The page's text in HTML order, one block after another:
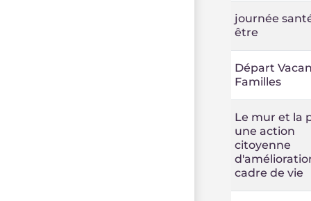
journée
être
Départ
Familles
Le mur et la
une action
citoyenne
cadre de vie